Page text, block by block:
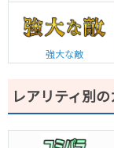
強大な敵
レアリティ別